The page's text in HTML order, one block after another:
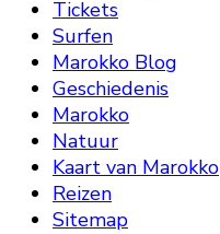
Tickets
Surfen
Marokko Blog
Geschiedenis
Marokko
Natuur
Kaart van Marokko
Reizen
Sitemap